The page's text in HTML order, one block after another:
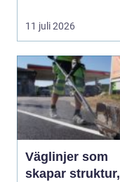
11 juli 2026
Väglinjer som
skapar struktur,